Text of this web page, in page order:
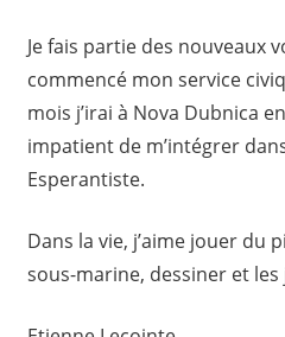
Je fais partie des nouveaux
commencé mon service
mois j’irai à Nova Dubnica
impatient de m’intégrer
Esperantiste.
Dans la vie, j’aime jouer du
sous-marine, dessiner et les